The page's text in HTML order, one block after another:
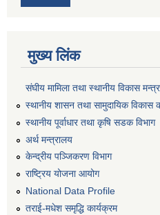
मुख्य लिंक
संघीय मामिला तथा स्थानीय विकास
स्थानीय शासन तथा सामुदायिक विकास
स्थानीय पूर्वाधार तथा कृषि सडक विभाग
अर्थ मन्त्रालय
केन्द्रीय पञ्जिकरण विभाग
राष्ट्रिय योजना आयोग
National Data Profile
तराई-मधेश समृद्धि कार्यक्रम